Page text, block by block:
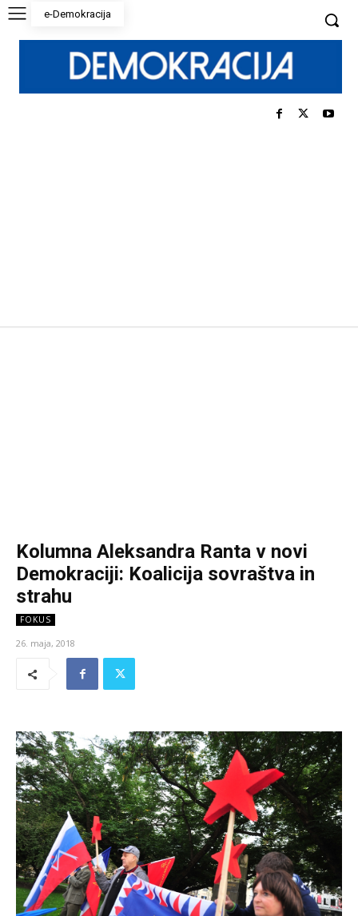
e-Demokracija
Kolumna Aleksandra Ranta v novi
Demokraciji: Koalicija sovraštva in
strahu
FOKUS
26. maja, 2018